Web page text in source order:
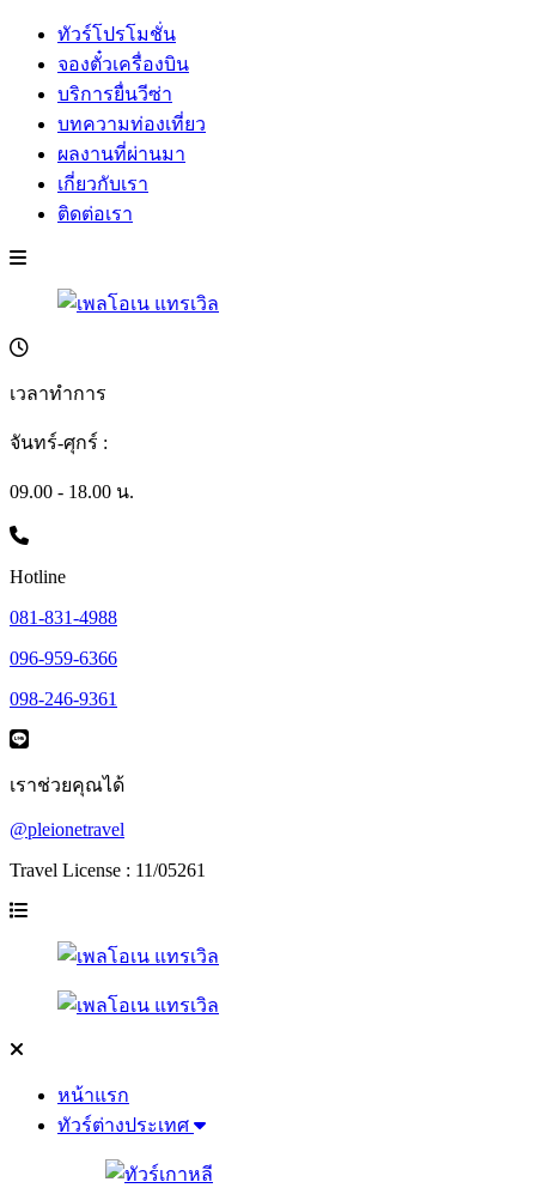
ทัวร์โปรโมชั่น
จองตั๋วเครื่องบิน
บริการยื่นวีซ่า
บทความท่องเที่ยว
ผลงานที่ผ่านมา
เกี่ยวกับเรา
ติดต่อเรา
เวลาทำการ
จันทร์-ศุกร์ :
09.00 - 18.00 น.
Hotline
081-831-4988
096-959-6366
098-246-9361
เราช่วยคุณได้
@pleionetravel
Travel License : 11/05261
หน้าแรก
ทัวร์ต่างประเทศ